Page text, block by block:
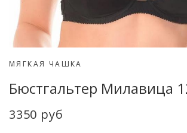
МЯГКАЯ ЧАШКА
Бюстгальтер Милавица
3350 руб